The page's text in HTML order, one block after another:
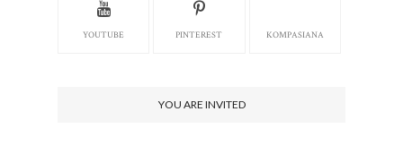
YOUTUBE PINTEREST KOMPASIANA
YOU ARE INVITED